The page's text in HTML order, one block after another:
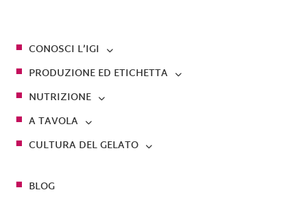
CONOSCI L’IGI
PRODUZIONE ED ETICHETTA
NUTRIZIONE
A TAVOLA
CULTURA DEL GELATO
BLOG